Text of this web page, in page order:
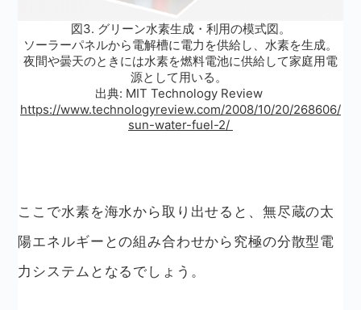
図3. グリーン水素生成・利用の模式図。
ソーラーパネルから電解槽に電力を供給し、水素を生成。
夜間や曇天のときには水素を燃料電池に供給して家庭用電
源として用いる。
出典: MIT Technology Review
https://www.technologyreview.com/2008/10/20/268606/
sun-water-fuel-2/
ここで水素を海水から取り出せると、無尽蔵の太
陽エネルギーとの組み合わせから究極の分散型電
力システムとなるでしょう。